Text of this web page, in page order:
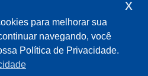
para melhorar sua
navegando, você
Política de Privacidade.
x